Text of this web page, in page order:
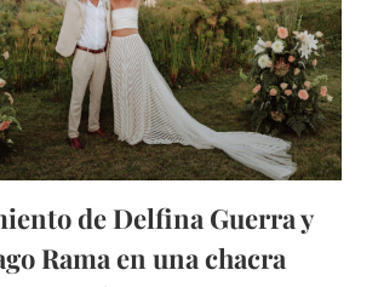
de Delfina Guerra y
Rama en una chacra